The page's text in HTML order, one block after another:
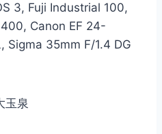
3, Fuji Industrial 100,
Canon EF 24-
Sigma 35mm F/1.4 DG
玉泉